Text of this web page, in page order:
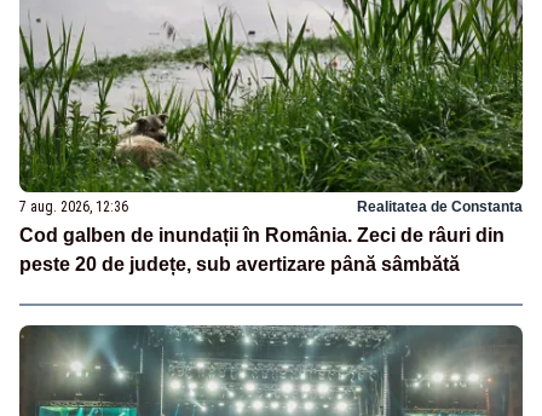
7 aug. 2026, 12:36 Realitatea de Constanta
Cod galben de inundații în România. Zeci de râuri din
peste 20 de județe, sub avertizare până sâmbătă